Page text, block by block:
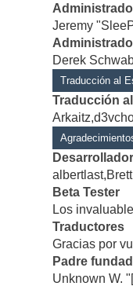
Jeremy
Derek
Traducción al
Traducción
Beta Tester
Los
Traductores
Gracias por
Padre
Unknown W.